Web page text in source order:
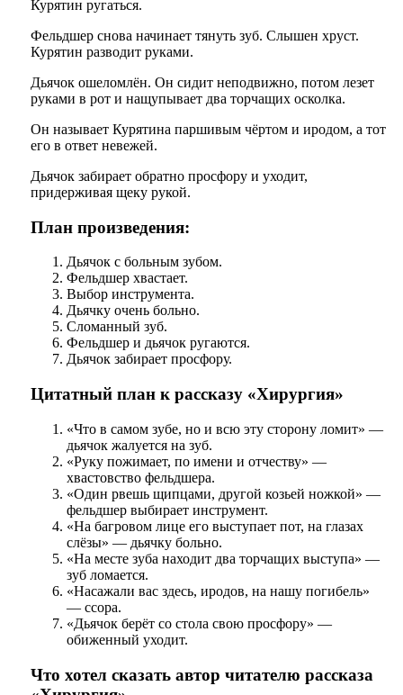
Курятин ругаться.
Фельдшер снова начинает тянуть зуб. Слышен хруст.
Курятин разводит руками.
Дьячок ошеломлён. Он сидит неподвижно, потом лезет
руками в рот и нащупывает два торчащих осколка.
Он называет Курятина паршивым чёртом и иродом, а тот
его в ответ невежей.
Дьячок забирает обратно просфору и уходит,
придерживая щеку рукой.
План произведения:
Дьячок с больным зубом.
Фельдшер хвастает.
Выбор инструмента.
Дьячку очень больно.
Сломанный зуб.
Фельдшер и дьячок ругаются.
Дьячок забирает просфору.
Цитатный план к рассказу «Хирургия»
«Что в самом зубе, но и всю эту сторону ломит» —
дьячок жалуется на зуб.
«Руку пожимает, по имени и отчеству» —
хвастовство фельдшера.
«Один рвешь щипцами, другой козьей ножкой» —
фельдшер выбирает инструмент.
«На багровом лице его выступает пот, на глазах
слёзы» — дьячку больно.
«На месте зуба находит два торчащих выступа» —
зуб ломается.
«Насажали вас здесь, иродов, на нашу погибель»
— ссора.
«Дьячок берёт со стола свою просфору» —
обиженный уходит.
Что хотел сказать автор читателю рассказа